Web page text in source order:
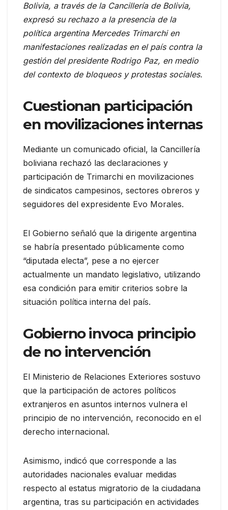
Bolivia, a través de la Cancillería de Bolivia,
expresó su rechazo a la presencia de la
política argentina Mercedes Trimarchi en
manifestaciones realizadas en el país contra la
gestión del presidente Rodrigo Paz, en medio
del contexto de bloqueos y protestas sociales.
Cuestionan participación
en movilizaciones internas
Mediante un comunicado oficial, la Cancillería
boliviana rechazó las declaraciones y
participación de Trimarchi en movilizaciones
de sindicatos campesinos, sectores obreros y
seguidores del expresidente Evo Morales.
El Gobierno señaló que la dirigente argentina
se habría presentado públicamente como
“diputada electa”, pese a no ejercer
actualmente un mandato legislativo, utilizando
esa condición para emitir criterios sobre la
situación política interna del país.
Gobierno invoca principio
de no intervención
El Ministerio de Relaciones Exteriores sostuvo
que la participación de actores políticos
extranjeros en asuntos internos vulnera el
principio de no intervención, reconocido en el
derecho internacional.
Asimismo, indicó que corresponde a las
autoridades nacionales evaluar medidas
respecto al estatus migratorio de la ciudadana
argentina, tras su participación en actividades